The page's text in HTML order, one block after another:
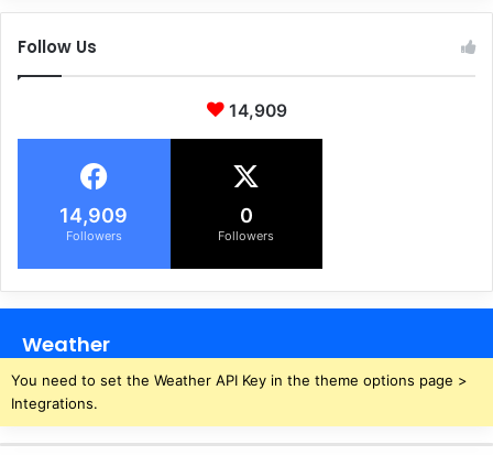
Follow Us
14,909
14,909
Followers
0
Followers
Weather
You need to set the Weather API Key in the theme options page >
Integrations.